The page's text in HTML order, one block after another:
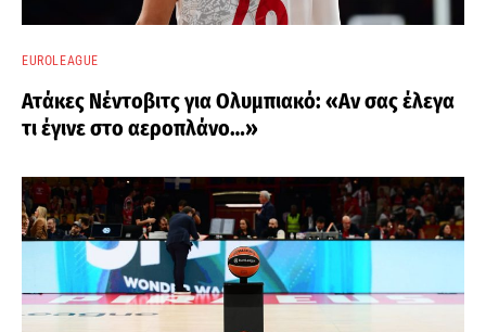
EUROLEAGUE
Ατάκες Νέντοβιτς για Ολυμπιακό: «Αν σας έλεγα
τι έγινε στο αεροπλάνο…»